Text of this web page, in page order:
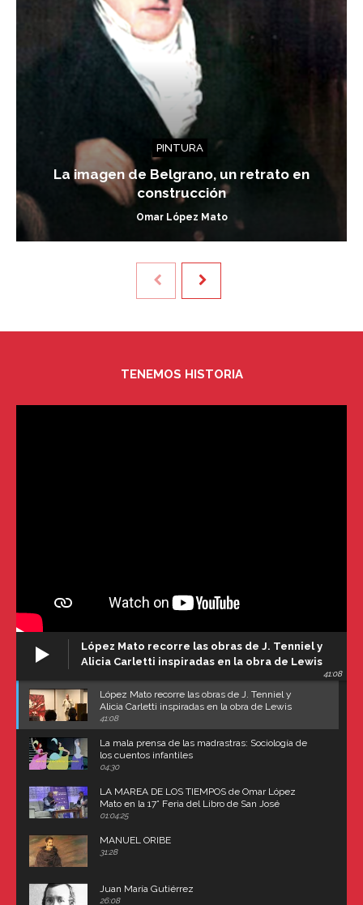
PINTURA
La imagen de Belgrano, un retrato en
construcción
Omar López Mato
TENEMOS HISTORIA
López Mato recorre las obras de J. Tenniel y
Alicia Carletti inspiradas en la obra de Lewis
41:08
López Mato recorre las obras de J. Tenniel y
Alicia Carletti inspiradas en la obra de Lewis
Carroll
41:08
La mala prensa de las madrastras: Sociología de
los cuentos infantiles
04:30
LA MAREA DE LOS TIEMPOS de Omar López
Mato en la 17° Feria del Libro de San José
(Uruguay)
01:04:25
MANUEL ORIBE
31:28
Juan María Gutiérrez
26:08